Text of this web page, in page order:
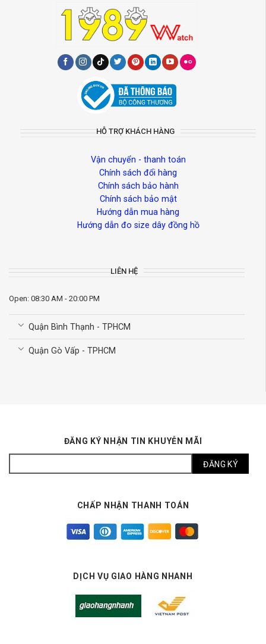
HỖ TRỢ KHÁCH HÀNG
Vận chuyển - thanh toán
Chính sách đổi hàng
Chính sách bảo hành
Chính sách bảo mật
Hướng dẫn mua hàng
Hướng dẫn đo size dây đồng hồ
LIÊN HỆ
Open: 08:30 AM - 20:00 PM
Quận Bình Thạnh - TPHCM
Quận Gò Vấp - TPHCM
ĐĂNG KÝ NHẬN TIN KHUYỄN MÃI
CHẤP NHẬN THANH TOÁN
DỊCH VỤ GIAO HÀNG NHANH